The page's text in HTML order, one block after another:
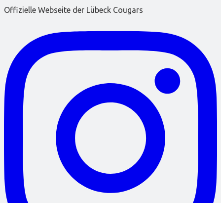
Offizielle Webseite der Lübeck Cougars